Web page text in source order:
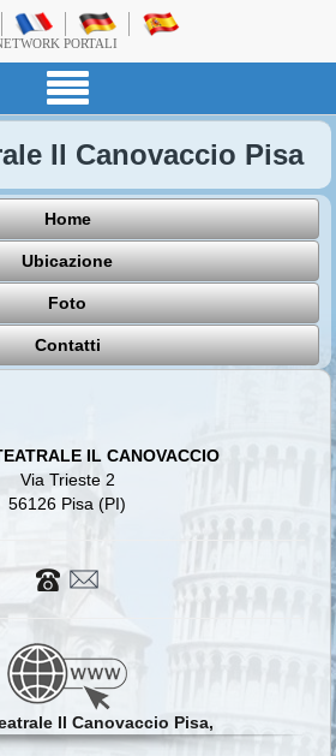
PORTALI
Il Canovaccio Pisa
Home
Ubicazione
Foto
Contatti
IL CANOVACCIO
Via Trieste 2
56126 Pisa (PI)
Il Canovaccio Pisa,